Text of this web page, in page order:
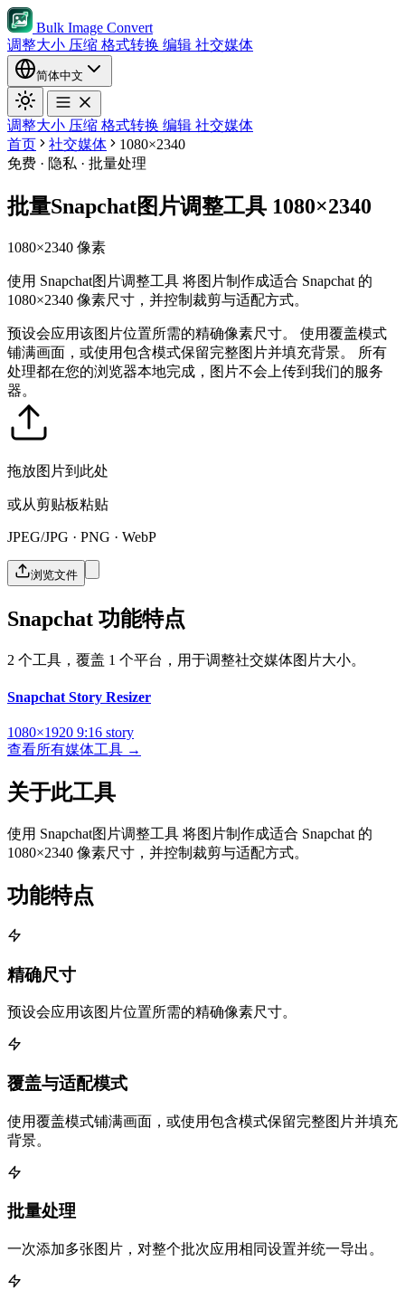
Bulk Image Convert
调整大小 压缩 格式转换 编辑 社交媒体
简体中文
调整大小 压缩 格式转换 编辑 社交媒体
首页
社交媒体
1080×2340
免费 · 隐私 · 批量处理
批量Snapchat图片调整工具 1080×2340
1080×2340 像素
使用 Snapchat图片调整工具 将图片制作成适合 Snapchat 的
1080×2340 像素尺寸，并控制裁剪与适配方式。
预设会应用该图片位置所需的精确像素尺寸。 使用覆盖模式
铺满画面，或使用包含模式保留完整图片并填充背景。
所有
处理都在您的浏览器本地完成，图片不会上传到我们的服务
器。
拖放图片到此处
或从剪贴板粘贴
JPEG/JPG · PNG · WebP
浏览文件
Snapchat 功能特点
2 个工具，覆盖 1 个平台，用于调整社交媒体图片大小。
Snapchat Story Resizer
1080×1920 9:16 story
查看所有媒体工具 →
关于此工具
使用 Snapchat图片调整工具 将图片制作成适合 Snapchat 的
1080×2340 像素尺寸，并控制裁剪与适配方式。
功能特点
精确尺寸
预设会应用该图片位置所需的精确像素尺寸。
覆盖与适配模式
使用覆盖模式铺满画面，或使用包含模式保留完整图片并填充
背景。
批量处理
一次添加多张图片，对整个批次应用相同设置并统一导出。